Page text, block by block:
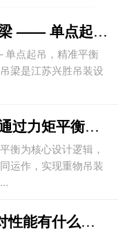
兴胜单耳平衡吊梁 —— 单点起吊，精准平
点起吊，精准平衡
梁是江苏兴胜吊装设
兴胜双耳式横梁通过力矩平衡实现重物平稳吊
衡为核心设计逻辑，
运作，实现重物吊装
C型吊具的材质对性能有什么影响？